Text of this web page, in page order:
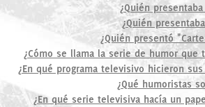
¿Quién
¿Quién
¿Quién presentó
¿Cómo se llama la serie de humor
¿En qué programa televisivo hicieron
¿Qué humoristas
¿En qué serie televisiva hacía un